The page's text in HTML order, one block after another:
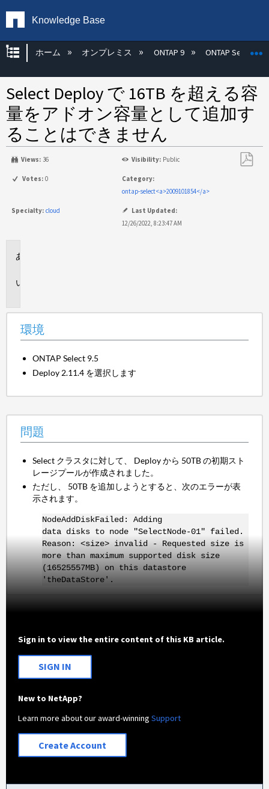
Knowledge Base
グローバル階層を展開/折りたたむ
ホーム オンプレミス ONTAP 9 ONTAP Select
Select Deploy で 16TB を超える容
量をアドオン容量として追加す
ることはできません
Views: 36 Visibility: Public
Votes: 0
Category:
ontap-select<a>2009101854</a>
Specialty: cloud
Last Updated:
12/26/2022, 8:23:47 AM
環境
ONTAP Select 9.5
Deploy 2.11.4 を選択します
問題
Select クラスタに対して、 Deploy から 50TB の初期スト
レージプールが作成されました。
ただし、 50TB を追加しようとすると、次のエラーが表
示されます。
NodeAddDiskFailed: Adding
data disks to node "SelectNode-01" failed.
Reason: <size> invalid - Requested size is
more than maximum supported disk size
(16525557MB) on this datastore
'theDataStore'.
Sign in to view the entire content of this KB article.
SIGN IN
New to NetApp?
Learn more about our award-winningSupport
Create Account